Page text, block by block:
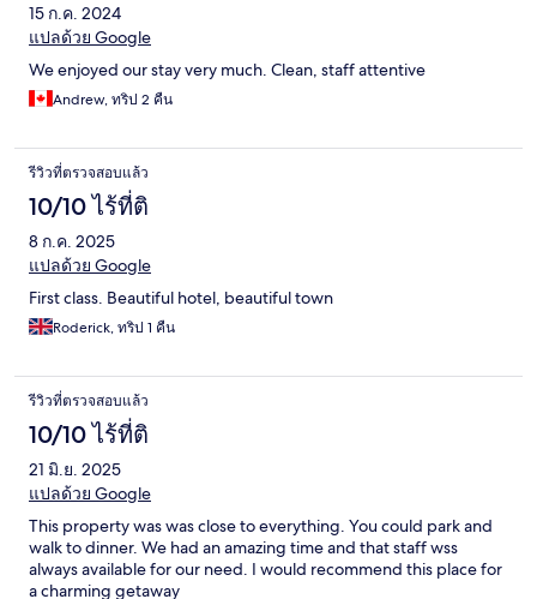
15 ก.ค. 2024
แปลด้วย Google
We enjoyed our stay very much. Clean, staff attentive
Andrew, ทริป 2 คืน
รีวิวที่ตรวจสอบแล้ว
10/10 ไร้ที่ติ
8 ก.ค. 2025
แปลด้วย Google
First class. Beautiful hotel, beautiful town
Roderick, ทริป 1 คืน
รีวิวที่ตรวจสอบแล้ว
10/10 ไร้ที่ติ
21 มิ.ย. 2025
แปลด้วย Google
This property was was close to everything. You could park and
walk to dinner. We had an amazing time and that staff wss
always available for our need. I would recommend this place for
a charming getaway